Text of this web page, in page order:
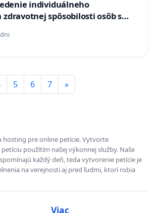
individuálneho
zdravotnej spôsobilosti osôb s
2. typu pri prijímaní do
SR
5 6 7 »
hosting pre online petície. Vytvorte
použítím našej výkonnej služby. Naše
každý deň, teda vytvorenie petície je
na verejnosti aj pred ľudmi, ktorí robia
Viac